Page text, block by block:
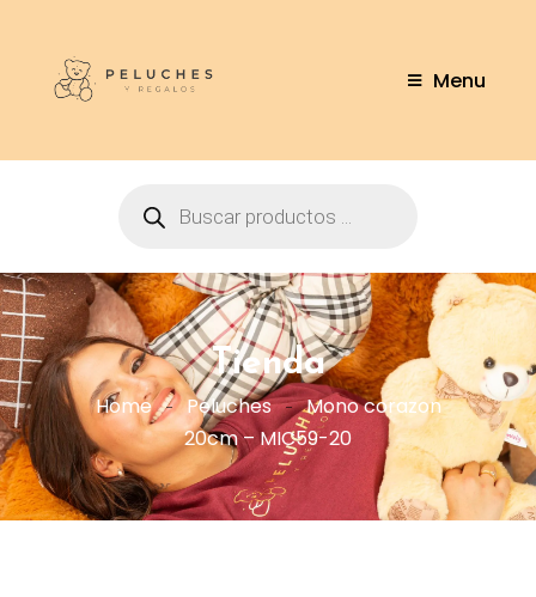
Menu
Tienda
Home Peluches
Mono corazon
20cm – MIC59-20